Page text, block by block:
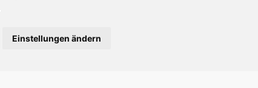
Einstellungen ändern